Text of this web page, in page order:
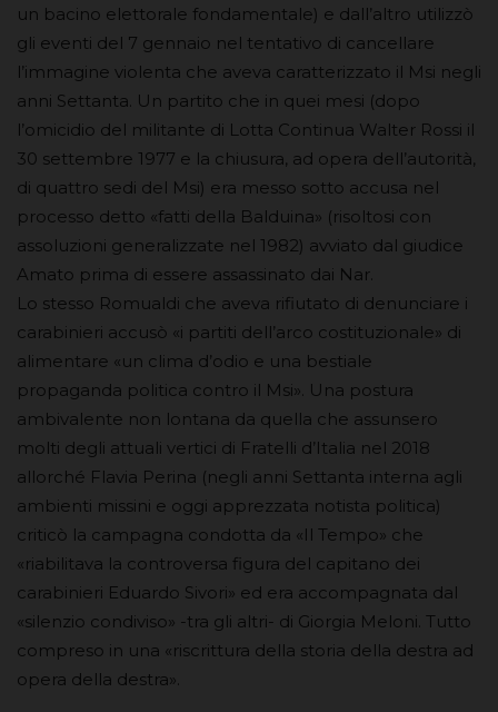
un bacino elettorale fondamentale) e dall’altro utilizzò
gli eventi del 7 gennaio nel tentativo di cancellare
l’immagine violenta che aveva caratterizzato il Msi negli
anni Settanta. Un partito che in quei mesi (dopo
l’omicidio del militante di Lotta Continua Walter Rossi il
30 settembre 1977 e la chiusura, ad opera dell’autorità,
di quattro sedi del Msi) era messo sotto accusa nel
processo detto «fatti della Balduina» (risoltosi con
assoluzioni generalizzate nel 1982) avviato dal giudice
Amato prima di essere assassinato dai Nar.
Lo stesso Romualdi che aveva rifiutato di denunciare i
carabinieri accusò «i partiti dell’arco costituzionale» di
alimentare «un clima d’odio e una bestiale
propaganda politica contro il Msi». Una postura
ambivalente non lontana da quella che assunsero
molti degli attuali vertici di Fratelli d’Italia nel 2018
allorché Flavia Perina (negli anni Settanta interna agli
ambienti missini e oggi apprezzata notista politica)
criticò la campagna condotta da «Il Tempo» che
«riabilitava la controversa figura del capitano dei
carabinieri Eduardo Sivori» ed era accompagnata dal
«silenzio condiviso» -tra gli altri- di Giorgia Meloni. Tutto
compreso in una «riscrittura della storia della destra ad
opera della destra».